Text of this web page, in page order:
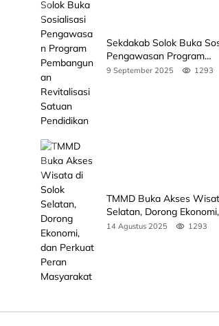
Sekdakab Solok Buka
Pengawasan Program
Pembangunan
9 September 2025 1293
TMMD Buka Akses
Selatan, Dorong
Perkuat Peran Masyarakat
14 Agustus 2025 1293